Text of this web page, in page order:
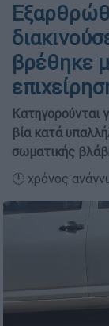
βρέθηκε
Κατηγορούνται
βία κατά
σωματικής
🕛 χρόνος